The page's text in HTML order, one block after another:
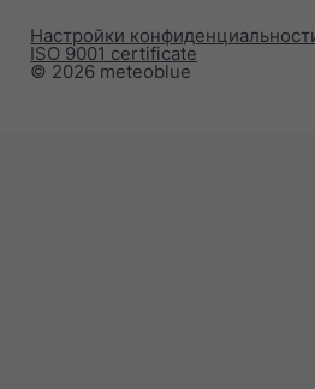
© 2026 meteoblue
ISO 9001 certificate
Настройки